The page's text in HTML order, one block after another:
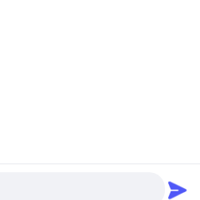
Alle Rechte vorbehalten.